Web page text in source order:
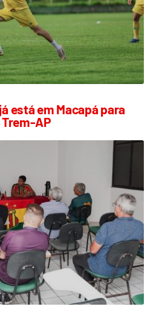
está em Macapá para
AP